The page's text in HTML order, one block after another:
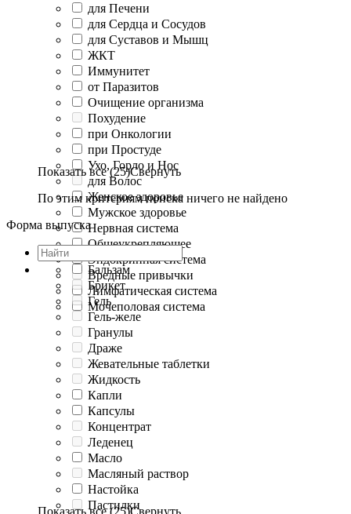
для Печени
для Сердца и Сосудов
для Суставов и Мышц
ЖКТ
Иммунитет
от Паразитов
Очищение организма
Похудение
при Онкологии
при Простуде
Ухо, Горло и Нос
для Волос
Женское здоровье
Мужское здоровье
Нервная система
Общеукрепляющее
Эндокринная система
Вредные привычки
Лимфатическая система
Мочеполовая система
Показать все (25)Свернуть
По этим критериям поиска ничего не найдено
Форма выпуска
Бальзам
Брикет
Гель
Гель-желе
Гранулы
Драже
Жевательные таблетки
Жидкость
Капли
Капсулы
Концентрат
Леденец
Масло
Масляный раствор
Настойка
Пастилки
Показать все (25)Свернуть